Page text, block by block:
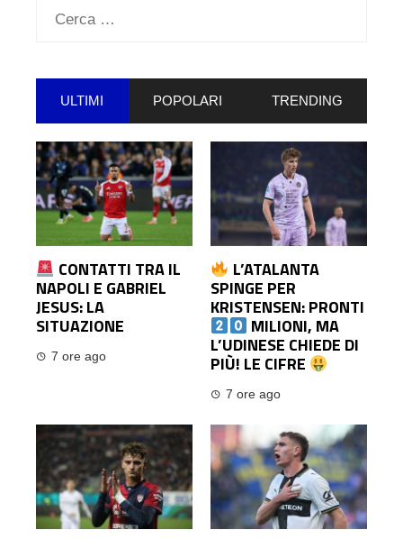
Ricerca
ULTIMI POPOLARI TRENDING
CONTATTI TRA IL
NAPOLI E GABRIEL
JESUS: LA
SITUAZIONE
7 ore ago
L’ATALANTA
SPINGE PER
KRISTENSEN: PRONTI
MILIONI, MA
L’UDINESE CHIEDE DI
PIÙ! LE CIFRE
7 ore ago